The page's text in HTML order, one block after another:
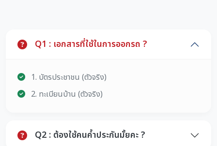
Q1 : เอกสารที่ใช้ในการออกรถ ?
1. บัตรประชาชน (ตัวจริง)
2. ทะเบียนบ้าน (ตัวจริง)
Q2 : ต้องใช้คนค้ำประกันมั้ยคะ ?